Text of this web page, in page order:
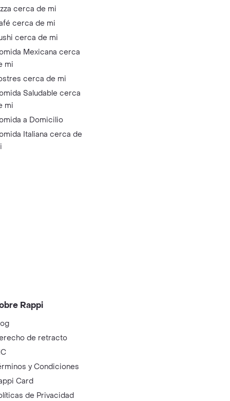
cerca de mi
cerca de mi
cerca de mi
Mexicana cerca
mi
cerca de mi
Saludable cerca
mi
a Domicilio
Italiana cerca de
Rappi
de retracto
y Condiciones
Card
de Privacidad